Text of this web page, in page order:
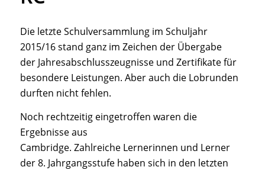
Die letzte Schulversammlung im Schuljahr
2015/16 stand ganz im Zeichen der Übergabe
der Jahresabschlusszeugnisse und Zertifikate für
besondere Leistungen. Aber auch die Lobrunden
durften nicht fehlen.
Noch rechtzeitig eingetroffen waren die
Ergebnisse aus
Cambridge. Zahlreiche Lernerinnen und Lerner
der 8. Jahrgangsstufe haben sich in den letzten